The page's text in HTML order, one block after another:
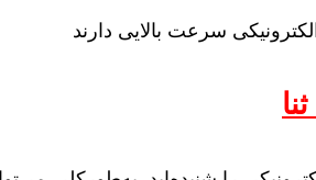
سرعت بالایی دارند